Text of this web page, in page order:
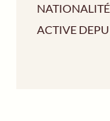
NATIONALITÉ
ACTIVE